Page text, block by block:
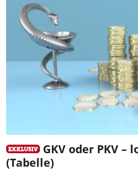
GKV oder PKV –
(Tabelle)